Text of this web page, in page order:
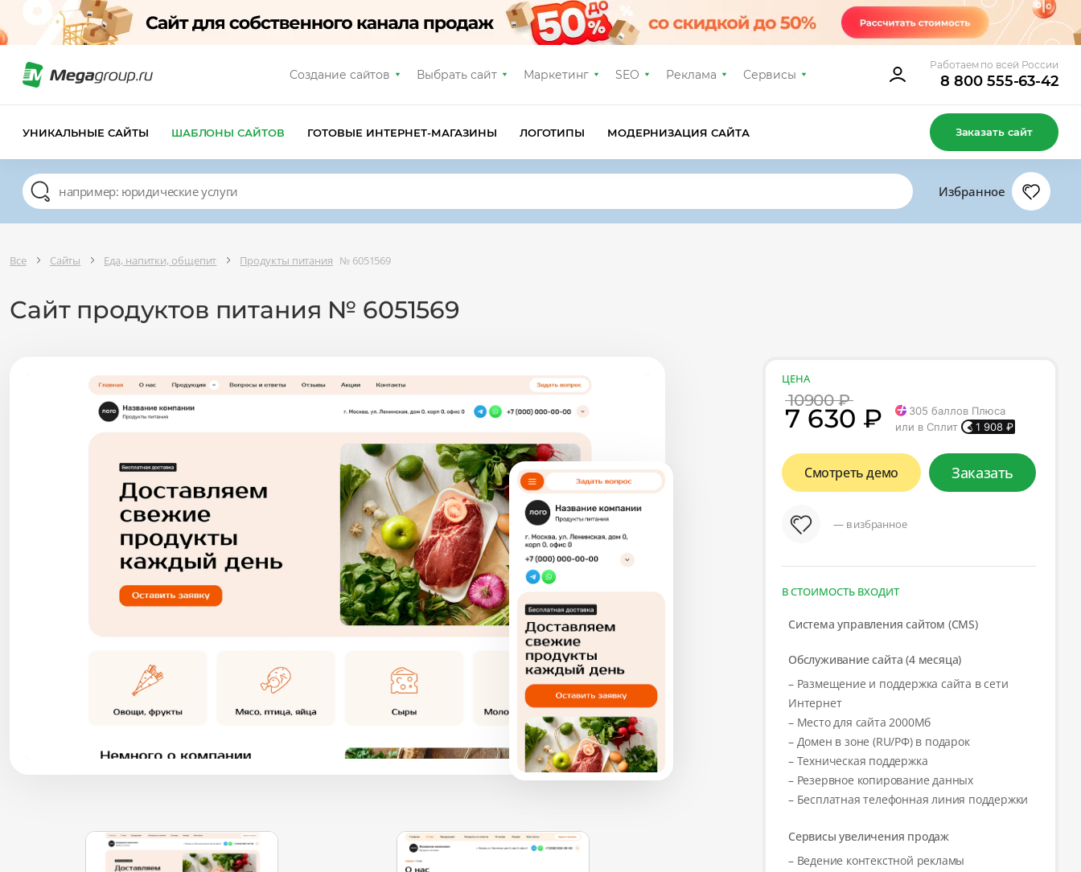
Создание сайтов Выбрать сайт Маркетинг SEO Реклама Сервисы
Работаем по всей России
8 800 555-63-42
УНИКАЛЬНЫЕ САЙТЫ ШАБЛОНЫ САЙТОВ ГОТОВЫЕ ИНТЕРНЕТ-МАГАЗИНЫ ЛОГОТИПЫ МОДЕРНИЗАЦИЯ САЙТА Заказать сайт
Избранное
Все Сайты Еда, напитки, общепит Продукты питания № 6051569
Сайт продуктов питания № 6051569
ЦЕНА
10900 ₽
7 630 ₽ 305 баллов Плюса
или в Сплит
1 908 ₽
Смотреть демо Заказать
— в избранное
В СТОИМОСТЬ ВХОДИТ
Система управления сайтом (CMS)
Обслуживание сайта (4 месяца)
– Размещение и поддержка сайта в сети
Интернет
– Место для сайта 2000Мб
– Домен в зоне (RU/РФ) в подарок
– Техническая поддержка
– Резервное копирование данных
– Бесплатная телефонная линия поддержки
Сервисы увеличения продаж
– Ведение контекстной рекламы